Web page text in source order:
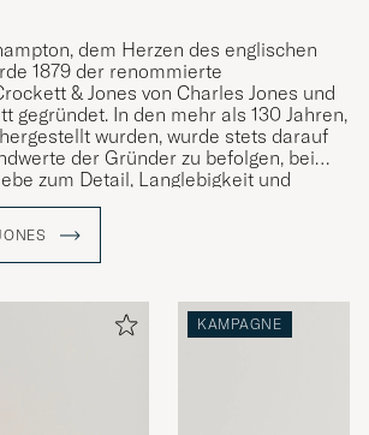
dem Herzen des englischen
1879 der renommierte
& Jones von Charles Jones und
gegründet. In den mehr als 130 Jahren,
wurden, wurde stets darauf
der Gründer zu befolgen, bei
zum Detail, Langlebigkeit und
KAMPAGNE